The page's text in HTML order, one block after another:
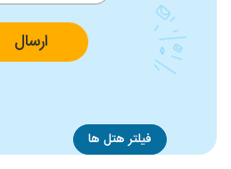
فیلتر هتل ها
ارسال